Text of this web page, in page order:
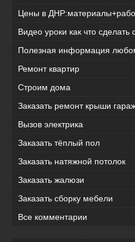
Цены в
Видео уроки как что сделать
Полезная информация
Ремонт квартир
Строим дома
Заказать ремонт крыши
Вызов электрика
Заказать тёплый пол
Заказать натяжной потолок
Заказать жалюзи
Заказать сборку мебели
Все комментарии